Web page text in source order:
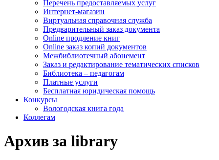
Перечень предоставляемых услуг
Интернет-магазин
Виртуальная справочная служба
Предварительный заказ документа
Online продление книг
Online заказ копий документов
Межбиблиотечный абонемент
Заказ и редактирование тематических списков
Библиотека – педагогам
Платные услуги
Бесплатная юридическая помощь
Конкурсы
Вологодская книга года
Коллегам
Архив за library